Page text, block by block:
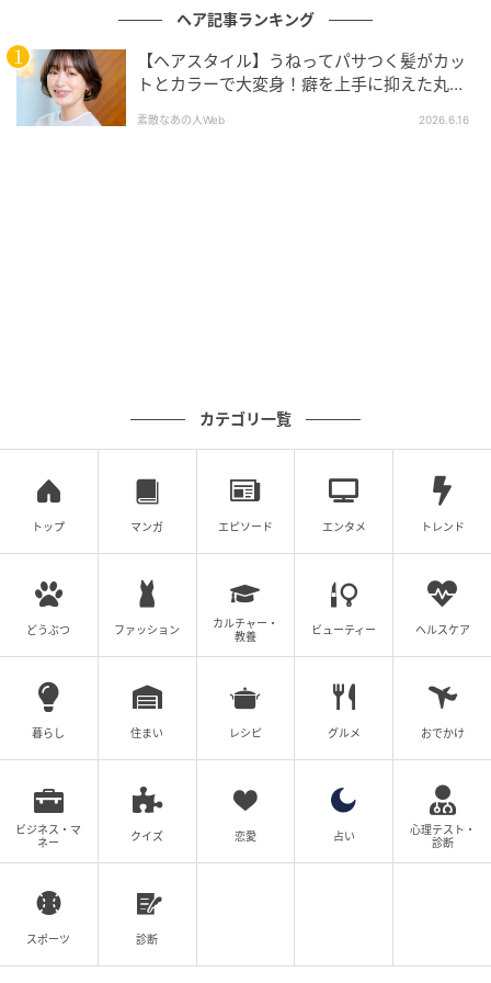
ヘア記事ランキング
【ヘアスタイル】うねってパサつく髪がカッ
トとカラーで大変身！癖を上手に抑えた丸み
素敵なあの人Web 2026.6.16
カテゴリ一覧
トップ マンガ エピソード エンタメ トレンド
どうぶつ ファッション
カルチャー・
教養
ビューティー ヘルスケア
暮らし 住まい レシピ グルメ おでかけ
ビジネス・マ
ネー
クイズ 恋愛 占い
心理テスト・
診断
スポーツ 診断